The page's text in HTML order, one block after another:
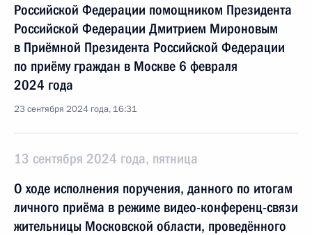
Российской Федерации помощником Президента
Российской Федерации Дмитрием Мироновым
в Приёмной Президента Российской Федерации
по приёму граждан в Москве 6 февраля
2024 года
23 сентября 2024 года, 16:31
13 сентября 2024 года, пятница
О ходе исполнения поручения, данного по итогам
личного приёма в режиме видео-конференц-связи
жительницы Московской области, проведённого